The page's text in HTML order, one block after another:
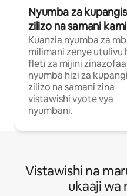
Nyumba za
zilizo na samani
Kuanzia nyumba za
milimani zenye utulivu
fleti za mijini
nyumba hizi za
zilizo na samani zina
vistawishi vyote vya
nyumbani.
Vistawishi na
ukaaji wa